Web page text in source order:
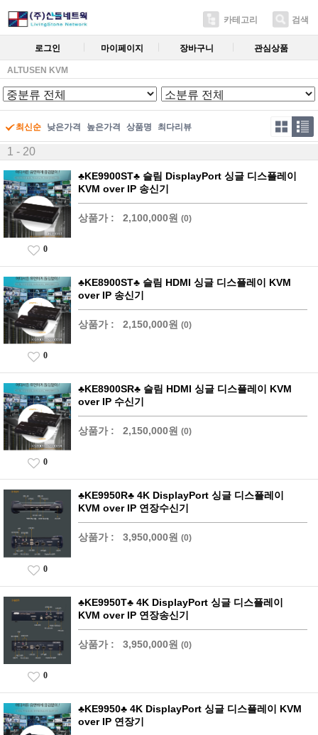
카테고리 검색
로그인 마이페이지 장바구니 관심상품
ALTUSEN KVM
최신순 낮은가격 높은가격 상품명 최다리뷰
1 - 20
♣KE9900ST♣ 슬림 DisplayPort 싱글 디스플레이
KVM over IP 송신기
상품가 : 2,100,000원 (0)
0
♣KE8900ST♣ 슬림 HDMI 싱글 디스플레이 KVM
over IP 송신기
상품가 : 2,150,000원 (0)
0
♣KE8900SR♣ 슬림 HDMI 싱글 디스플레이 KVM
over IP 수신기
상품가 : 2,150,000원 (0)
0
♣KE9950R♣ 4K DisplayPort 싱글 디스플레이
KVM over IP 연장수신기
상품가 : 3,950,000원 (0)
0
♣KE9950T♣ 4K DisplayPort 싱글 디스플레이
KVM over IP 연장송신기
상품가 : 3,950,000원 (0)
0
♣KE9950♣ 4K DisplayPort 싱글 디스플레이 KVM
over IP 연장기